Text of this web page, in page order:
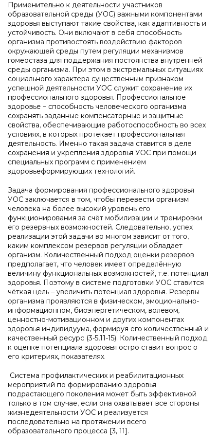
Применительно к деятельности участников
образовательной среды (УОС) важными компонентами
здоровья выступают такие свойства, как адаптивность и
устойчивость. Они включают в себя способность
организма противостоять воздействию факторов
окружающей среды путем регуляции механизмов
гомеостаза для поддержания постоянства внутренней
среды организма. При этом в экстремальных ситуациях
социального характера существенным признаком
успешной деятельности УОС служит сохранение их
профессионального здоровья. Профессиональное
здоровье – способность человеческого организма
сохранять заданные компенсаторные и защитные
свойства, обеспечивающие работоспособность во всех
условиях, в которых протекает профессиональная
деятельность. Именно такая задача ставится в деле
сохранения и укрепления здоровья УОС при помощи
специальных программ с применением
здоровьеформирующих технологий.
Задача формирования профессионального здоровья
УОС заключается в том, чтобы перевести организм
человека на более высокий уровень его
функционирования за счёт мобилизации и тренировки
его резервных возможностей. Следовательно, успех
реализации этой задачи во многом зависит от того,
каким комплексом резервов регуляции обладает
организм. Количественный подход оценки резервов
предполагает, что человек имеет определённую
величину функциональных возможностей, т.е. потенциал
здоровья. Поэтому в системе подготовки УОС ставится
чёткая цель – увеличить потенциал здоровья. Резервы
организма проявляются в физическом, эмоционально-
информационном, биоэнергетическом, волевом,
ценностно-мотивационном и других компонентах
здоровья индивидуума, формируя его количественный и
качественный ресурс (3-5,11-15). Количественный подход
к оценке потенциала здоровья остро ставит вопрос о
его критериях, показателях.
Система профилактических и реабилитационных
мероприятий по формированию здоровья
подрастающего поколения может быть эффективной
только в том случае, если она охватывает все стороны
жизнедеятельности УОС и реализуется
последовательно на протяжении всего
образовательного процесса [3, 11].